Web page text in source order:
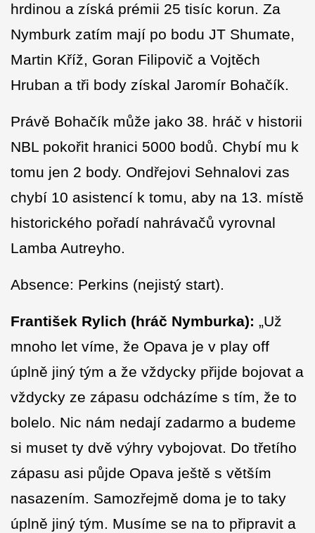
hrdinou a získá prémii 25 tisíc korun. Za
Nymburk zatím mají po bodu JT Shumate,
Martin Kříž, Goran Filipovič a Vojtěch
Hruban a tři body získal Jaromír Bohačík.
Právě Bohačík může jako 38. hráč v historii
NBL pokořit hranici 5000 bodů. Chybí mu k
tomu jen 2 body. Ondřejovi Sehnalovi zas
chybí 10 asistencí k tomu, aby na 13. místě
historického pořadí nahrávačů vyrovnal
Lamba Autreyho.
Absence: Perkins (nejistý start).
František Rylich (hráč Nymburka): „Už
mnoho let víme, že Opava je v play off
úplně jiný tým a že vždycky přijde bojovat a
vždycky ze zápasu odcházíme s tím, že to
bolelo. Nic nám nedají zadarmo a budeme
si muset ty dvě výhry vybojovat. Do třetího
zápasu asi půjde Opava ještě s větším
nasazením. Samozřejmě doma je to taky
úplně jiný tým. Musíme se na to připravit a